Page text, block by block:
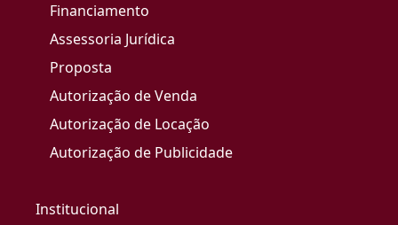
Financiamento
Assessoria Jurídica
Proposta
Autorização de Venda
Autorização de Locação
Autorização de Publicidade
Institucional